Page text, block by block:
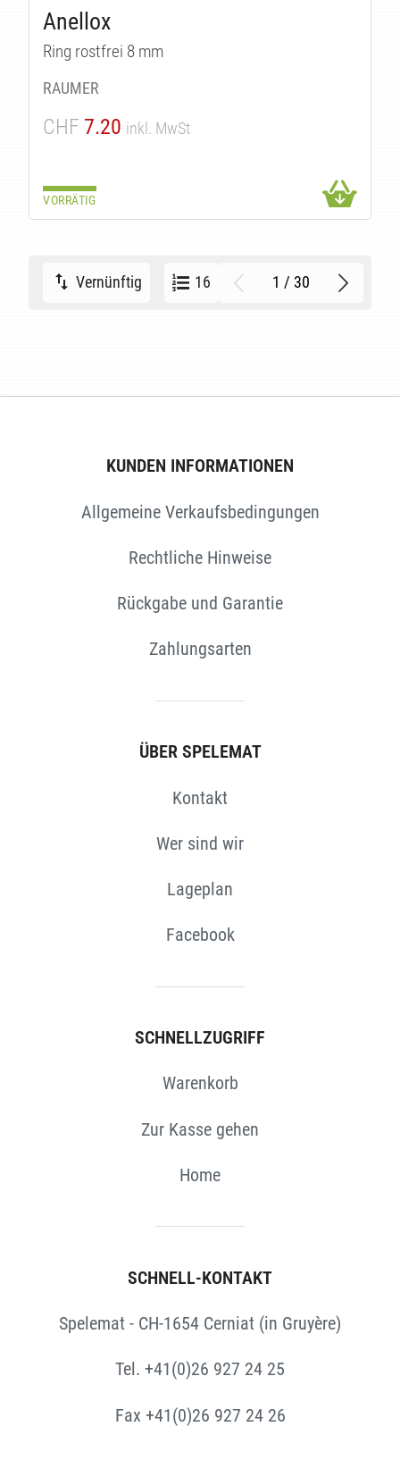
Anellox
Ring rostfrei 8 mm
RAUMER
CHF 7.20 inkl. MwSt
VORRÄTIG
Vernünftig 16 1 / 30
KUNDEN INFORMATIONEN
Allgemeine Verkaufsbedingungen
Rechtliche Hinweise
Rückgabe und Garantie
Zahlungsarten
ÜBER SPELEMAT
Kontakt
Wer sind wir
Lageplan
Facebook
SCHNELLZUGRIFF
Warenkorb
Zur Kasse gehen
Home
SCHNELL-KONTAKT
Spelemat - CH-1654 Cerniat (in Gruyère)
Tel. +41(0)26 927 24 25
Fax +41(0)26 927 24 26